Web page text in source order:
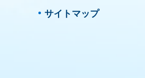
サイトマップ